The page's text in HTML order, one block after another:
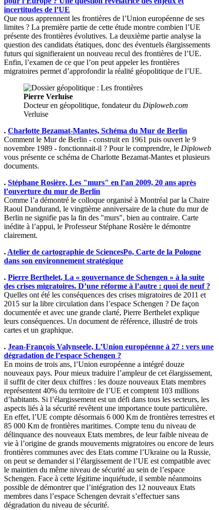
incertitudes de l’UE
Que nous apprennent les frontières de l’Union européenne de ses
limites ? La première partie de cette étude montre combien l’UE
présente des frontières évolutives. La deuxième partie analyse la
question des candidats étatiques, donc des éventuels élargissements
futurs qui signifieraient un nouveau recul des frontières de l’UE.
Enfin, l’examen de ce que l’on peut appeler les frontières
migratoires permet d’approfondir la réalité géopolitique de l’UE.
Pierre Verluise
Docteur en géopolitique, fondateur du Diploweb.com
Verluise
. Charlotte Bezamat-Mantes, Schéma du Mur de Berlin
Comment le Mur de Berlin - construit en 1961 puis ouvert le 9
novembre 1989 - fonctionnait-il ? Pour le comprendre, le Diploweb
vous présente ce schéma de Charlotte Bezamat-Mantes et plusieurs
documents.
. Stéphane Rosière, Les "murs" en l’an 2009, 20 ans après
l’ouverture du mur de Berlin
Comme l’a démontré le colloque organisé à Montréal par la Chaire
Raoul Dandurand, le vingtième anniversaire de la chute du mur de
Berlin ne signifie pas la fin des "murs", bien au contraire. Carte
inédite à l’appui, le Professeur Stéphane Rosière le démontre
clairement.
.Atelier de cartographie de SciencesPo, Carte de la Pologne
dans son environnement stratégique
. Pierre Berthelet, La « gouvernance de Schengen » à la suite
des crises migratoires. D’une réforme à l’autre : quoi de neuf ?
Quelles ont été les conséquences des crises migratoires de 2011 et
2015 sur la libre circulation dans l’espace Schengen ? De façon
documentée et avec une grande clarté, Pierre Berthelet explique
leurs conséquences. Un document de référence, illustré de trois
cartes et un graphique.
. Jean-François Valynseele, L’Union européenne à 27 : vers une
dégradation de l’espace Schengen ?
En moins de trois ans, l’Union européenne a intégré douze
nouveaux pays. Pour mieux traduire l’ampleur de cet élargissement,
il suffit de citer deux chiffres : les douze nouveaux Etats membres
représentent 40% du territoire de l’UE et comptent 103 millions
d’habitants. Si l’élargissement est un défi dans tous les secteurs, les
aspects liés à la sécurité revêtent une importance toute particulière.
En effet, l’UE compte désormais 6 000 Km de frontières terrestres et
85 000 Km de frontières maritimes. Compte tenu du niveau de
délinquance des nouveaux Etats membres, de leur faible niveau de
vie à l’origine de grands mouvements migratoires ou encore de leurs
frontières communes avec des Etats comme l’Ukraine ou la Russie,
on peut se demander si l’élargissement de l’UE est compatible avec
le maintien du même niveau de sécurité au sein de l’espace
Schengen. Face à cette légitime inquiétude, il semble néanmoins
possible de démontrer que l’intégration des 12 nouveaux Etats
membres dans l’espace Schengen devrait s’effectuer sans
dégradation du niveau de sécurité.